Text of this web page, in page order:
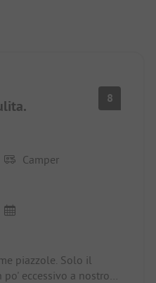
8
Camper
piazzole. Solo il
eccessivo a nostro